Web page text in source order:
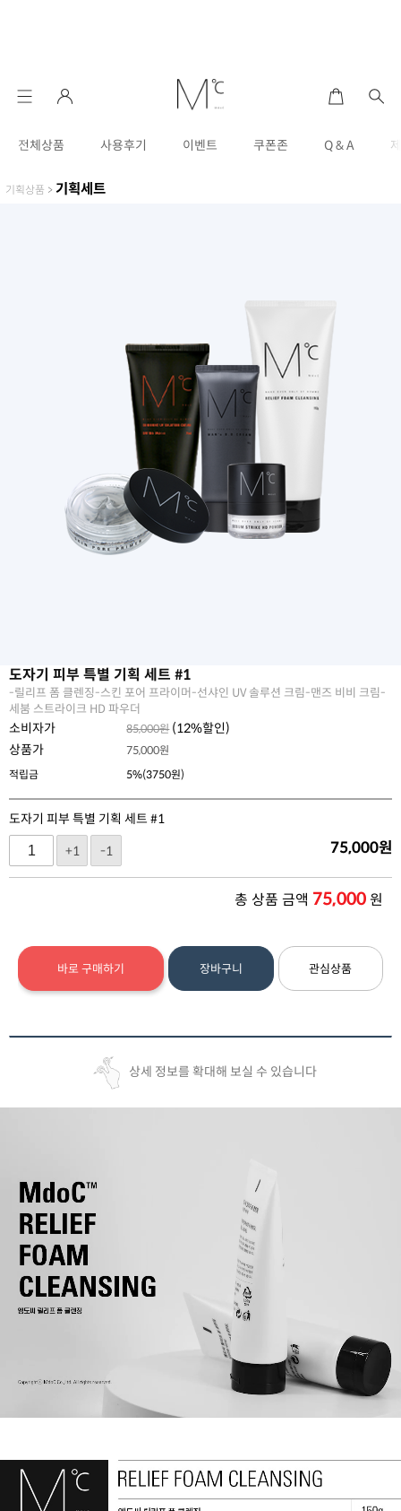
전체상품 사용후기 이벤트 쿠폰존 Q & A
기획상품 > 기획세트
도자기 피부 특별 기획 세트 #1
-릴리프 폼 클렌징-스킨 포어 프라이머-선샤인 UV 솔루션 크림-맨즈 비비 크림-
세붐 스트라이크 HD 파우더
소비자가 85,000원 (12%할인)
상품가
75,000원
적립금
5%(3750원)
도자기 피부 특별 기획 세트 #1
+1
-1 75,000원
총 상품 금액 75,000원
바로 구매하기 장바구니 관심상품
상세 정보를 확대해 보실 수 있습니다